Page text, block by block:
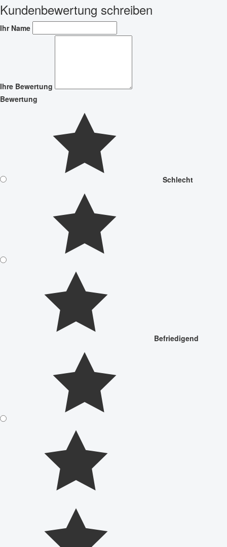
Kundenbewertung schreiben
Ihr Name
Ihre Bewertung
Bewertung
Schlecht
Befriedigend